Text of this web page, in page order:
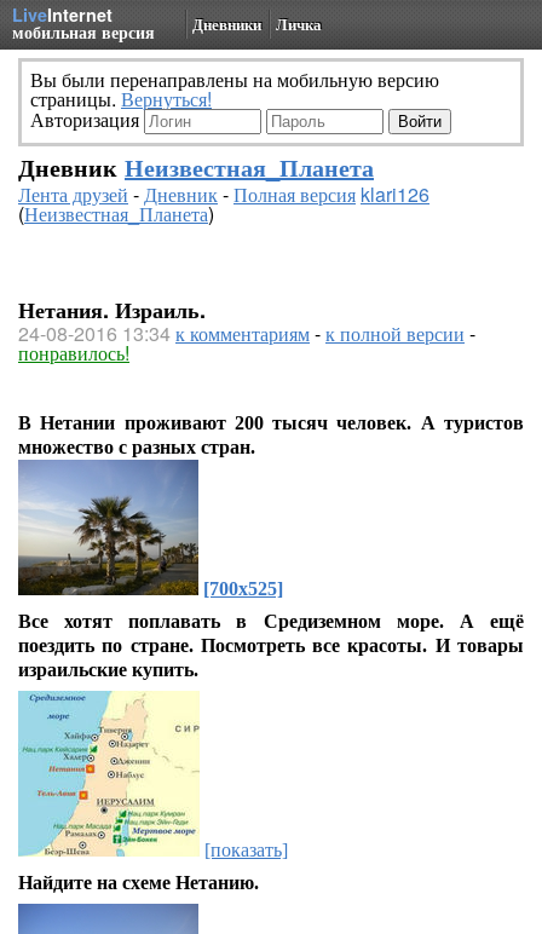
LiveInternet
мобильная версия Дневники Личка
Вы были перенаправлены на мобильную версию
страницы. Вернуться!
Авторизация
Дневник Неизвестная_Планета
Лента друзей -Дневник-Полная версия klari126
(Неизвестная_Планета)
Нетания. Израиль.
24-08-2016 13:34к комментариям-к полной версии -
понравилось!
В Нетании проживают 200 тысяч человек. А туристов
множество с разных стран.
[700x525]
Все хотят поплавать в Средиземном море. А ещё
поездить по стране. Посмотреть все красоты. И товары
израильские купить.
[показать]
Найдите на схеме Нетанию.